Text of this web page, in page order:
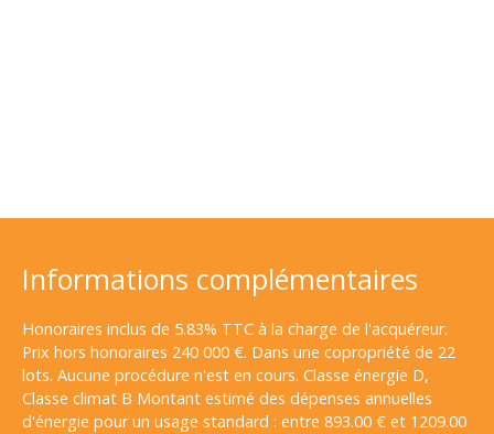
Informations complémentaires
Honoraires inclus de 5.83% TTC à la charge de l'acquéreur.
Prix hors honoraires 240 000 €. Dans une copropriété de 22
lots. Aucune procédure n'est en cours. Classe énergie D,
Classe climat B Montant estimé des dépenses annuelles
d'énergie pour un usage standard : entre 893.00 € et 1209.00